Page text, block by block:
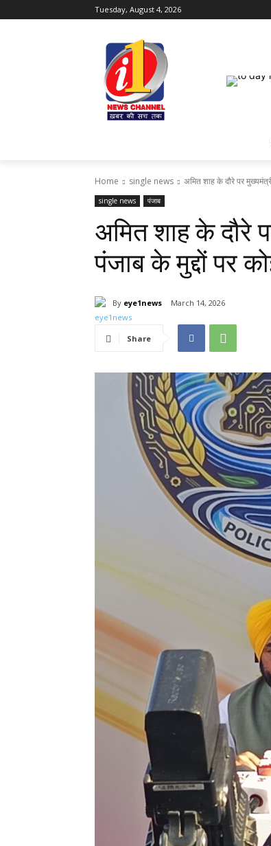
Tuesday, August 4, 2026
Home single news अमित शाह के दौरे पर
single news पंजाब
अमित शाह के दौरे
पंजाब के मुद्दों पर
By eye1news March 14, 2026
Share